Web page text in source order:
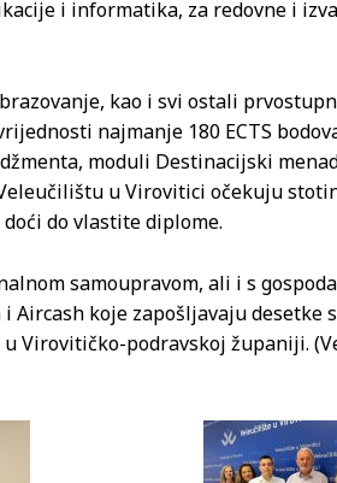
i informatika, za redovne i
kao i svi ostali
najmanje 180 ECTS
moduli Destinacijski
u Virovitici očekuju
do vlastite diplome.
samoupravom, ali i s
Aircash koje zapošljavaju desetke
Virovitičko-podravskoj županiji.